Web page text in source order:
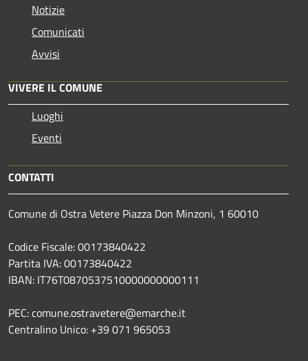
Notizie
Comunicati
Avvisi
VIVERE IL COMUNE
Luoghi
Eventi
CONTATTI
Comune di Ostra Vetere Piazza Don Minzoni, 1 60010
Codice Fiscale: 00173840422
Partita IVA: 00173840422
IBAN: IT76T0870537510000000000111
PEC: comune.ostravetere@emarche.it
Centralino Unico: +39 071 965053